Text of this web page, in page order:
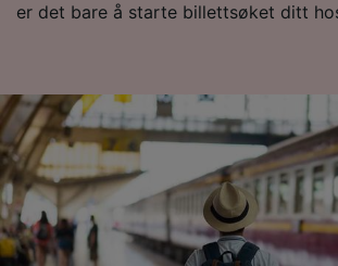
er det bare å starte billettsøket ditt